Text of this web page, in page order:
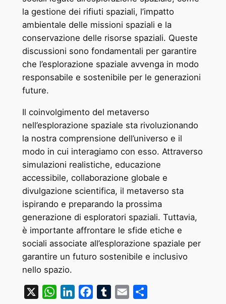
la gestione dei rifiuti spaziali, l’impatto
ambientale delle missioni spaziali e la
conservazione delle risorse spaziali. Queste
discussioni sono fondamentali per garantire
che l’esplorazione spaziale avvenga in modo
responsabile e sostenibile per le generazioni
future.
Il coinvolgimento del metaverso
nell’esplorazione spaziale sta rivoluzionando
la nostra comprensione dell’universo e il
modo in cui interagiamo con esso. Attraverso
simulazioni realistiche, educazione
accessibile, collaborazione globale e
divulgazione scientifica, il metaverso sta
ispirando e preparando la prossima
generazione di esploratori spaziali. Tuttavia,
è importante affrontare le sfide etiche e
sociali associate all’esplorazione spaziale per
garantire un futuro sostenibile e inclusivo
nello spazio.
WhatsAppLinkedInFacebookTumblrEmail